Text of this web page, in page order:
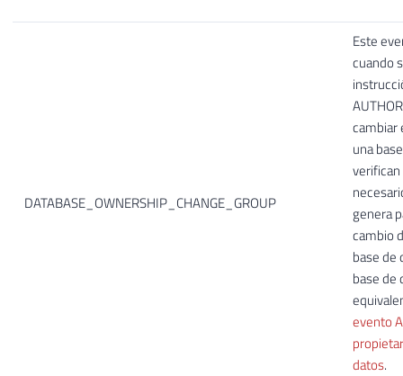
DATABASE_OWNERSHIP_CHANGE_GROUP
Este
cuando
cambiar
una
genera
cambio
base de
base de
evento
datos.